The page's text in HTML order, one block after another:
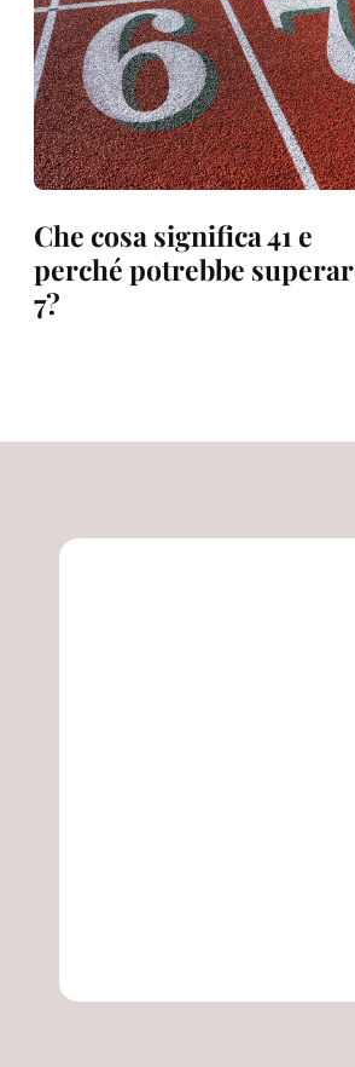
Che cosa significa 41 e
perché potrebbe
7?